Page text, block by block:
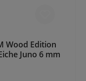
Wood Edition
Juno 6 mm